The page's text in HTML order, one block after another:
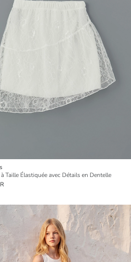
Taille Élastiquée avec Détails en Dentelle